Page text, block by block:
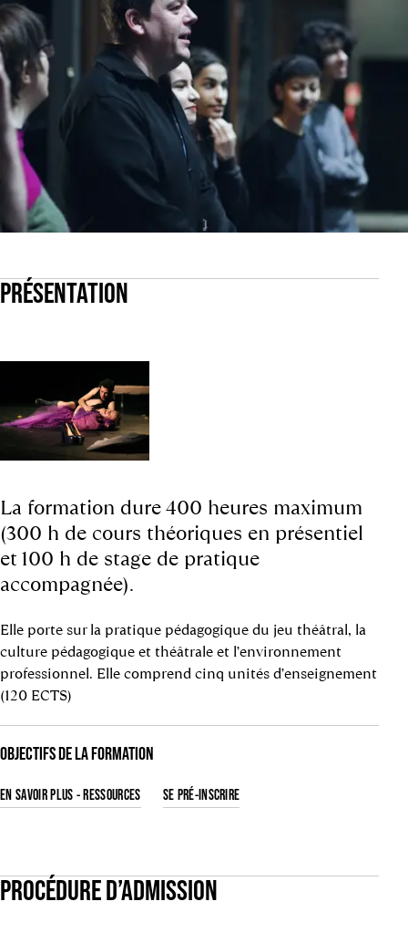
PRÉSENTATION
La formation dure 400 heures maximum
(300 h de cours théoriques en présentiel
et 100 h de stage de pratique
accompagnée).
Elle porte sur la pratique pédagogique du jeu théâtral, la
culture pédagogique et théâtrale et l’environnement
professionnel. Elle comprend cinq unités d’enseignement
(120 ECTS)
OBJECTIFS DE LA FORMATION
EN SAVOIR PLUS - RESSOURCES SE PRÉ-INSCRIRE
PROCÉDURE D’ADMISSION